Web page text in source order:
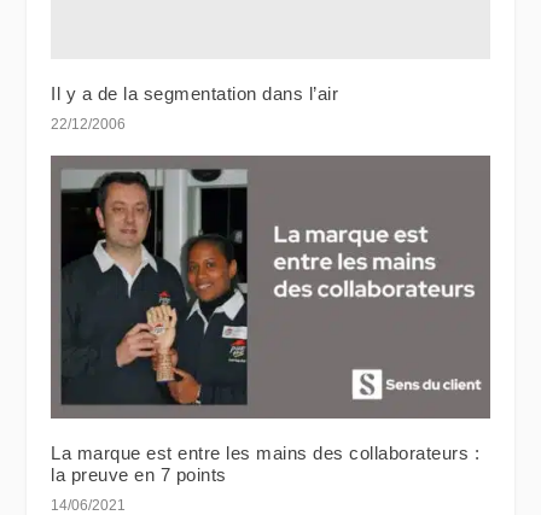
Il y a de la segmentation dans l’air
22/12/2006
La marque est entre les mains des collaborateurs :
la preuve en 7 points
14/06/2021